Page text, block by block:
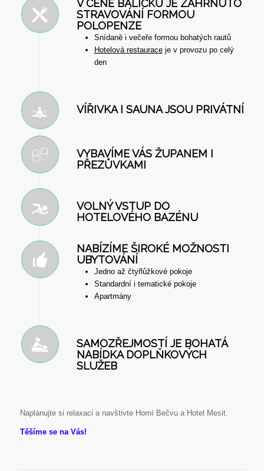
V CENĚ BALÍČKŮ JE ZAHRNUTO
STRAVOVÁNÍ FORMOU
POLOPENZE
Snídaně i večeře formou bohatých rautů
Hotelová restauraceje v provozu po celý
den
VÍŘIVKA I SAUNA JSOU PRIVÁTNÍ
VYBAVÍME VÁS ŽUPANEM I
PŘEZŮVKAMI
VOLNÝ VSTUP DO
HOTELOVÉHO BAZÉNU
NABÍZÍME ŠIROKÉ MOŽNOSTI
UBYTOVÁNÍ
Jedno až čtyřlůžkové pokoje
Standardní i tematické pokoje
Apartmány
SAMOZŘEJMOSTÍ JE BOHATÁ
NABÍDKA DOPLŇKOVÝCH
SLUŽEB
Naplánujte si relaxaci a navštivte Horní Bečvu a Hotel Mesit.
Těšíme se na Vás!